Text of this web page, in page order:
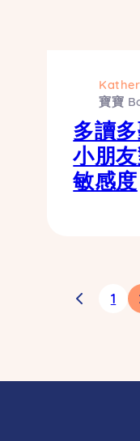
寶寶
多讀
小朋
敏感度
1